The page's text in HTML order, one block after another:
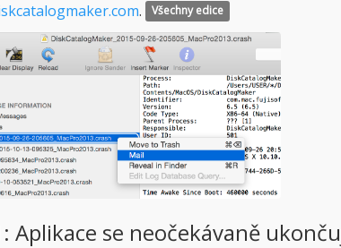
. Všechny edice
Aplikace se neočekávaně